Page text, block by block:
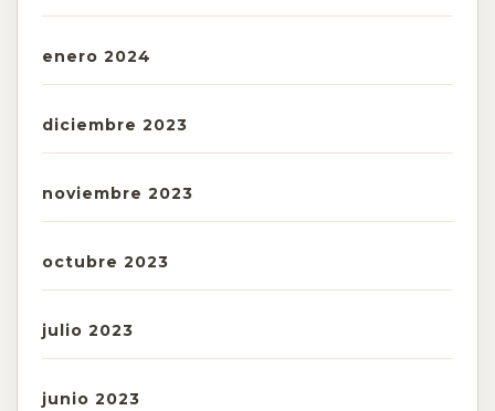
enero 2024
diciembre 2023
noviembre 2023
octubre 2023
julio 2023
junio 2023